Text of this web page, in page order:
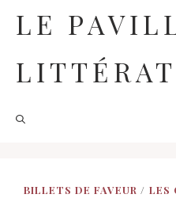
contenu
LE
BILLETS DE FAVEUR / LES